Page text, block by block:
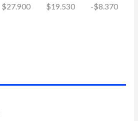
$27.900 $19.530 -$8.370